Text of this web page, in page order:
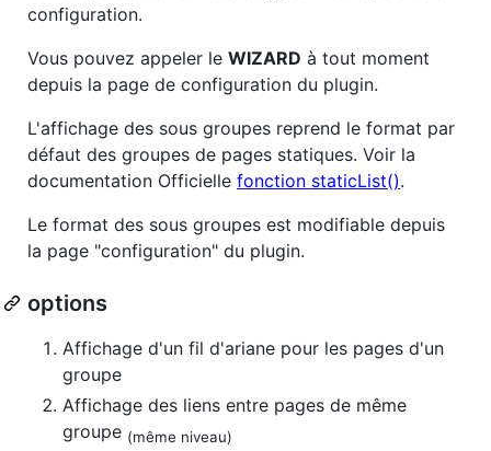
configuration.
Vous pouvez appeler le WIZARD à tout moment
depuis la page de configuration du plugin.
L'affichage des sous groupes reprend le format par
défaut des groupes de pages statiques. Voir la
documentation Officielle fonction staticList().
Le format des sous groupes est modifiable depuis
la page "configuration" du plugin.
options
Affichage d'un fil d'ariane pour les pages d'un
groupe
Affichage des liens entre pages de même
groupe (même niveau)